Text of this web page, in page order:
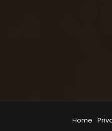
Home